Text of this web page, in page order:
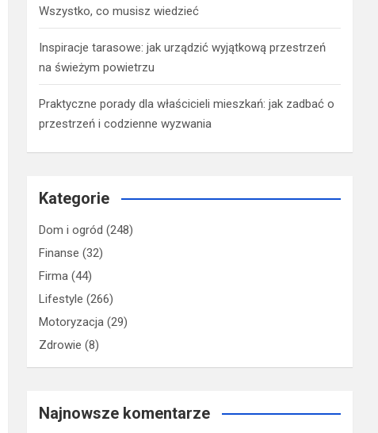
Wszystko, co musisz wiedzieć
Inspiracje tarasowe: jak urządzić wyjątkową przestrzeń
na świeżym powietrzu
Praktyczne porady dla właścicieli mieszkań: jak zadbać o
przestrzeń i codzienne wyzwania
Kategorie
Dom i ogród (248)
Finanse (32)
Firma (44)
Lifestyle (266)
Motoryzacja (29)
Zdrowie (8)
Najnowsze komentarze